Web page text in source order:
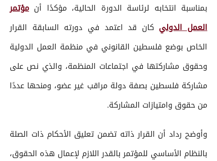
بمناسبة انتخابه لرئاسة الدورة الحالية، مؤكدًا أن مؤتمر
العمل الدولي كان قد اعتمد في دورته السابقة القرار
الخاص بوضع فلسطين القانوني في منظمة العمل الدولية
وحقوق مشاركتها في اجتماعات المنظمة، والذي نص على
مشاركة فلسطين بصفة دولة مراقب غير عضو، ومنحها عددًا
من حقوق وامتيازات المشاركة.
وأوضح رداد أن القرار ذاته تضمن تعليق الأحكام ذات الصلة
بالنظام الأساسي للمؤتمر بالقدر اللازم لإعمال هذه الحقوق،